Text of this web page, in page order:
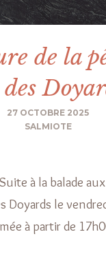
de la
27 OCTOBRE 2025
SALMIOTE
à la balade
Doyards le
à partir de